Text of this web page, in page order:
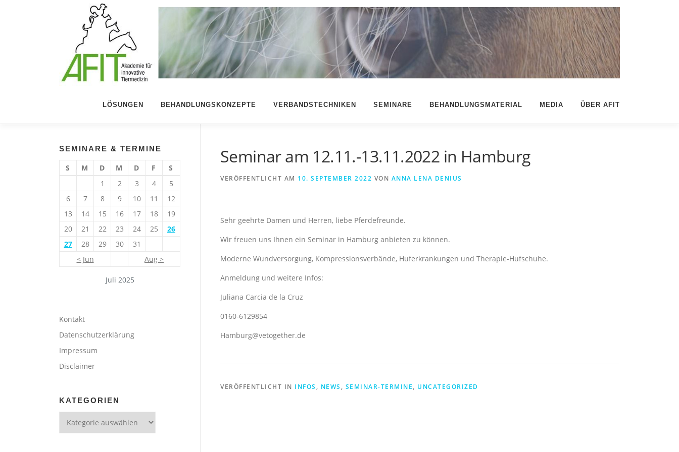
LÖSUNGEN BEHANDLUNGSKONZEPTE VERBANDSTECHNIKEN SEMINARE BEHANDLUNGSMATERIAL MEDIA ÜBER AFIT
Seminar am 12.11.-13.11.2022 in Hamburg
VERÖFFENTLICHT AM 10. SEPTEMBER 2022 VON ANNA LENA DENIUS
Sehr geehrte Damen und Herren, liebe Pferdefreunde.
Wir freuen uns Ihnen ein Seminar in Hamburg anbieten zu können.
Moderne Wundversorgung, Kompressionsverbände, Huferkrankungen und Therapie-Hufschuhe.
Anmeldung und weitere Infos:
Juliana Carcia de la Cruz
0160-6129854
Hamburg@vetogether.de
VERÖFFENTLICHT IN INFOS , NEWS , SEMINAR-TERMINE, UNCATEGORIZED
SEMINARE & TERMINE
Juli 2025
S M D M D F
S
1
2 3 4
5
6
7 8 9 10 11
12
13
14 15 16 17 18
19
20
21 22 23 24 25
26
27
28 29 30
31
< Jun
Aug >
Kontakt
Datenschutzerklärung
Impressum
Disclaimer
KATEGORIEN